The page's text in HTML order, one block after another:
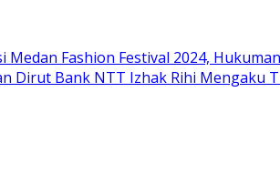
Medan Fashion Festival 2024,
Dirut Bank NTT Izhak Rihi Mengaku